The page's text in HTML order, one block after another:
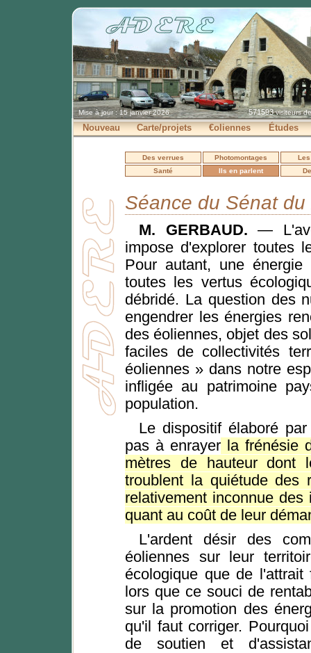
Mise à jour : 15 janvier 2026 571593visiteurs
Nouveau Carte/projets €oliennes Études
Des verrues Photomontages
Santé
Ils en parlent
Séance du Sénat
M. GERBAUD. —
impose d'explorer toutes
Pour autant, une
toutes les vertus
débridé. La question des
engendrer les énergies
des éoliennes, objet des
faciles de collectivités
éoliennes » dans notre
infligée au patrimoine
population.
Le dispositif élaboré
pas à enrayerla frénésie
mètres de hauteur dont
troublent la quiétude des
relativement inconnue
quant au coût de leur
L'ardent désir des
éoliennes sur leur
écologique que de
lors que ce souci de
sur la promotion des
qu'il faut corriger.
de soutien et